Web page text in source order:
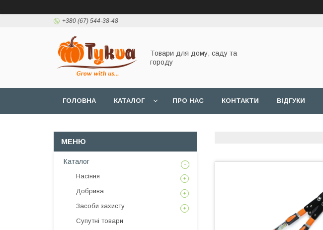
+380 (67) 544-38-48
Товари для дому, саду та
городу
ГОЛОВНА КАТАЛОГ ПРО НАС КОНТАКТИ ВІДГУКИ
Каталог
Насіння
Добрива
Засоби захисту
Супутні товари